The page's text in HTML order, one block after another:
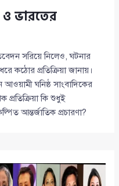
ও ভারতের
সরিয়ে নিলেও, ঘটনার
কঠোর প্রতিক্রিয়া জানায়।
ঘনিষ্ঠ সাংবাদিকের
প্রতিক্রিয়া কি শুধুই
আন্তর্জাতিক প্রচারণা?